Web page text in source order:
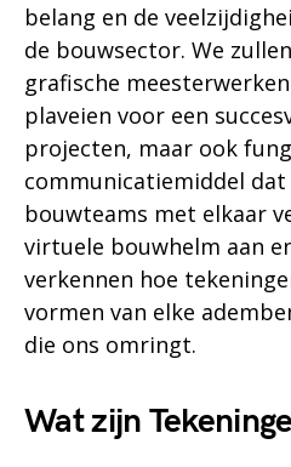
belang en de
de bouwsector. We
grafische
plaveien voor een
projecten, maar ook
communicatiemiddel dat
bouwteams met elkaar
virtuele bouwhelm aan
verkennen hoe
vormen van elke
die ons omringt.
Wat zijn